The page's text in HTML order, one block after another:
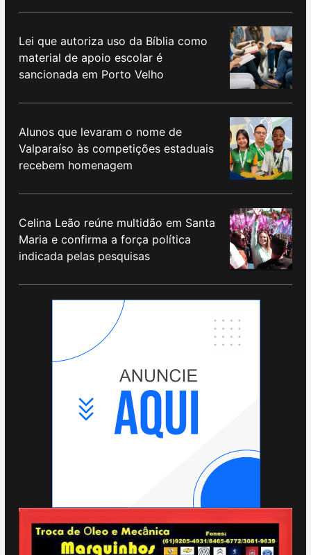
Lei que autoriza uso da Bíblia como
material de apoio escolar é
sancionada em Porto Velho
Alunos que levaram o nome de
Valparaíso às competições estaduais
recebem homenagem
Celina Leão reúne multidão em Santa
Maria e confirma a força política
indicada pelas pesquisas